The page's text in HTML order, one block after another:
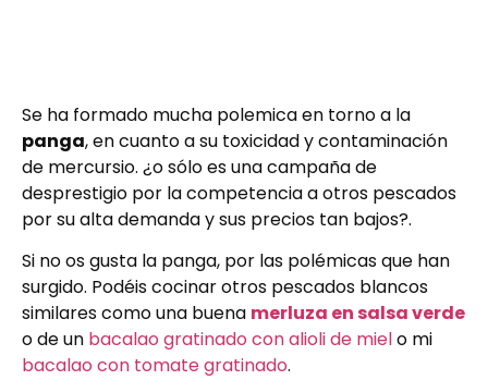
Se ha formado mucha polemica en torno a la
panga, en cuanto a su toxicidad y contaminación
de mercursio. ¿o sólo es una campaña de
desprestigio por la competencia a otros pescados
por su alta demanda y sus precios tan bajos?.
Si no os gusta la panga, por las polémicas que han
surgido. Podéis cocinar otros pescados blancos
similares como una buena merluza en salsa verde
o de un bacalao gratinado con alioli de mielo mi
bacalao con tomate gratinado.